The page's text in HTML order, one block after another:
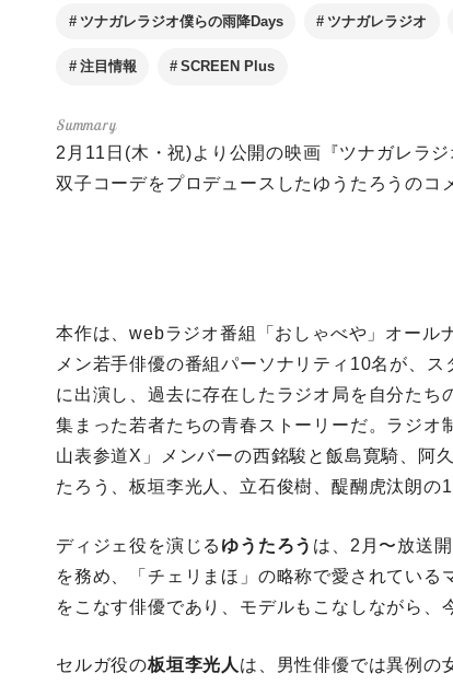
ツナガレラジオ僕らの雨降Days ツナガレラジオ
注目情報 SCREEN Plus
2月11日(木・祝)より公開の映画『ツナガレラ
双子コーデをプロデュースしたゆうたろうのコ
本作は、webラジオ番組「おしゃべや」オール
メン若手俳優の番組パーソナリティ10名が、
に出演し、過去に存在したラジオ局を自分た
集まった若者たちの青春ストーリーだ。ラジ
山表参道X」メンバーの西銘駿と飯島寛騎、阿
たろう、板垣李光人、立石俊樹、醍醐虎汰朗の
ディジェ役を演じる ゆうたろう は、2月〜放送
を務め、「チェリまほ」の略称で愛されてい
をこなす俳優であり、モデルもこなしながら、
セルガ役の板垣李光人は、男性俳優では異例の